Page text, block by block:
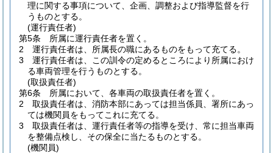
理に関する事項について、企画、調整および指導監督を行
うものとする。
(運行責任者)
第5条
所属に運行責任者を置く。
2
運行責任者は、所属長の職にあるものをもって充てる。
3
運行責任者は、この訓令の定めるところにより所属におけ
る車両管理を行うものとする。
(取扱責任者)
第6条
所属において、各車両の取扱責任者を置く。
2
取扱責任者は、消防本部にあっては担当係員、署所にあっ
ては機関員をもってこれに充てる。
3
取扱責任者は、運行責任者等の指導を受け、常に担当車両
を整備点検し、その保全に当たるものとする。
(機関員)